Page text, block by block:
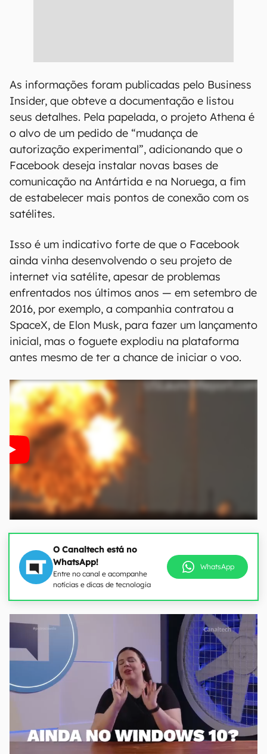
As informações foram publicadas pelo Business
Insider, que obteve a documentação e listou
seus detalhes. Pela papelada, o projeto Athena é
o alvo de um pedido de “mudança de
autorização experimental”, adicionando que o
Facebook deseja instalar novas bases de
comunicação na Antártida e na Noruega, a fim
de estabelecer mais pontos de conexão com os
satélites.
Isso é um indicativo forte de que o Facebook
ainda vinha desenvolvendo o seu projeto de
internet via satélite, apesar de problemas
enfrentados nos últimos anos — em setembro de
2016, por exemplo, a companhia contratou a
SpaceX, de Elon Musk, para fazer um lançamento
inicial, mas o foguete explodiu na plataforma
antes mesmo de ter a chance de iniciar o voo.
O Canaltech está no
WhatsApp!
Entre no canal e acompanhe
notícias e dicas de tecnologia
WhatsApp